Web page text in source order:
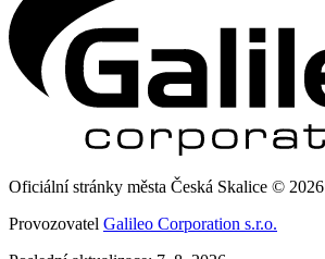
Oficiální stránky města Česká Skalice © 2026
Provozovatel Galileo Corporation s.r.o.